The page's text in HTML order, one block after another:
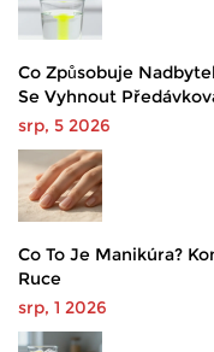
Co Způsobuje
Se Vyhnout
srp, 5 2026
Co To Je Manikúra?
Ruce
srp, 1 2026